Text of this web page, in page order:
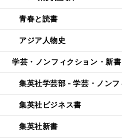
青春と読書
アジア人物史
学芸・ノンフィクション・新書
集英社学芸部 - 学芸・ノンフ
集英社ビジネス書
集英社新書